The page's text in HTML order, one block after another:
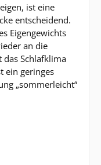
ist eine
entscheidend.
Eigengewichts
an die
das Schlafklima
ein geringes
„sommerleicht“